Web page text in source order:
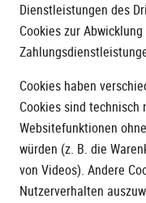
Dienstleistungen des
Cookies zur Abwicklung
Cookies haben
Cookies sind technisch
Websitefunktionen
würden (z. B. die
von Videos). Andere
Nutzerverhalten